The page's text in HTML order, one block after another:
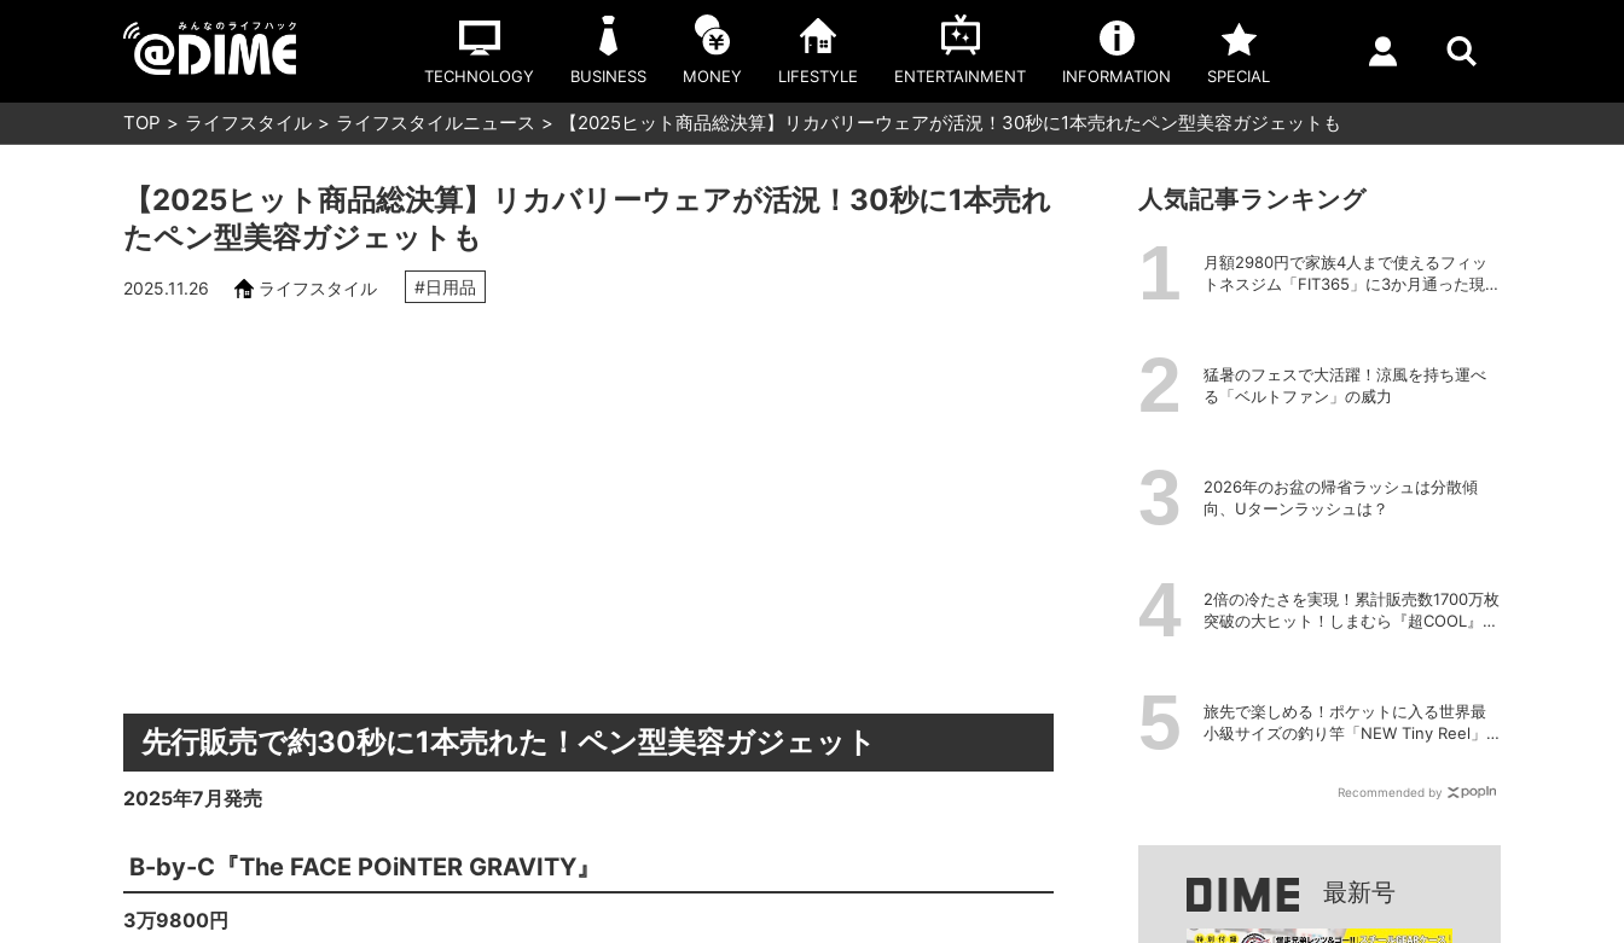
TECHNOLOGY BUSINESS MONEY LIFESTYLE ENTERTAINMENT INFORMATION SPECIAL
TOP ライフスタイル ライフスタイルニュース 【2025ヒット商品総決算】リカバリーウェアが活況！30秒に1本売れたペン型美容ガジェットも
【2025ヒット商品総決算】リカバリーウェアが活況！30秒に1本売れ
たペン型美容ガジェットも
2025.11.26 ライフスタイル #日用品
先行販売で約30秒に1本売れた！ペン型美容ガジェット
2025年7月発売
B-by-C『The FACE POiNTER GRAVITY』
3万9800円
人気記事ランキング
月額2980円で家族4人まで使えるフィッ
トネスジム「FIT365」に3か月通った現在
猛暑のフェスで大活躍！涼風を持ち運べ
る「ベルトファン」の威力
2026年のお盆の帰省ラッシュは分散傾
向、Uターンラッシュは？
2倍の冷たさを実現！累計販売数1700万枚
突破の大ヒット！しまむら『超COOL』シ
旅先で楽しめる！ポケットに入る世界最
小級サイズの釣り竿「NEW Tiny Reel」
Recommended by
最新号